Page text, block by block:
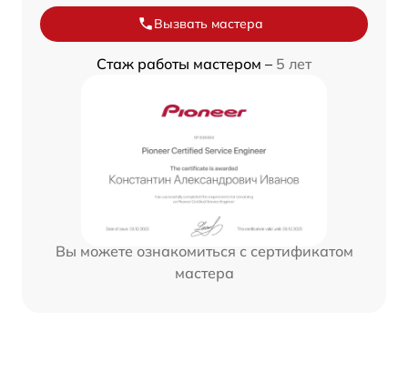
Вызвать мастера
Стаж работы мастером – 5 лет
Вы можете ознакомиться с сертификатом
мастера